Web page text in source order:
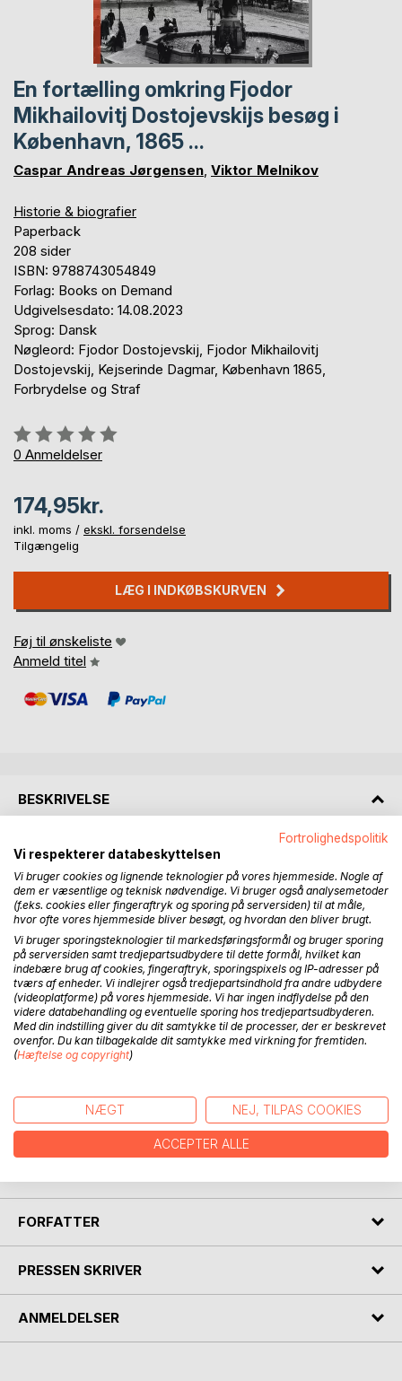
En fortælling omkring Fjodor
Mikhailovitj Dostojevskijs besøg i
København, 1865 ...
Caspar Andreas Jørgensen, Viktor Melnikov
Historie & biografier
Paperback
208 sider
ISBN: 9788743054849
Forlag: Books on Demand
Udgivelsesdato: 14.08.2023
Sprog: Dansk
Nøgleord: Fjodor Dostojevskij, Fjodor Mikhailovitj
Dostojevskij, Kejserinde Dagmar, København 1865,
Forbrydelse og Straf
Anmeldelse::
0%
0 Anmeldelser
174,95kr.
inkl. moms / ekskl. forsendelse
Tilgængelig
LÆG I INDKØBSKURVEN
Føj til ønskeliste
Anmeld titel
BESKRIVELSE
Forfatteren Fjodor Mikhailovitj Dostojevskij (1821 - 1818)
aflagde i oktober 1865 besøg hos vennen baron Aleksander
Jegorovitj Wrangel (1833 - 1915), der var ansat som 2.
legationssekretær ved Den kejserlige russiske legation i
København. Besøget her blev rammen om et vendepunkt i
Dostojevskijs liv. Han arbejdede på at færdiggøre et af vor
tids største litterære værker, "Forbrydelse og Straf". Ved
dårligt helbred, truet med gældsfængsel og forfulgt af
kreditorer var den næsten 44 årige Dostojevskij i
sommeren 1865 rejst til den tyske kurby Wiesbaden. Her
tabte han alt ved spillebordene. Pengeløs og ensom tog
han nu imod vennens invitation og rejste til København. I
tronfølger Nikolaj Aleksandrovitj (1843 - 1865) og den
danske prinsesse Dagmar (1847 - 1928). Men Nikolaj var
død i foråret 1865. Det blev nu Dostojevskijs ven, baron
Wrangels opgave, at færdiggøre den diplomatiske mission.
FORFATTER
PRESSEN SKRIVER
ANMELDELSER
Fortrolighedspolitik
Vi respekterer databeskyttelsen
Vi bruger cookies og lignende teknologier på vores hjemmeside. Nogle af
dem er væsentlige og teknisk nødvendige. Vi bruger også analysemetoder
(f.eks. cookies eller fingeraftryk og sporing på serversiden) til at måle,
hvor ofte vores hjemmeside bliver besøgt, og hvordan den bliver brugt.
Vi bruger sporingsteknologier til markedsføringsformål og bruger sporing
på serversiden samt tredjepartsudbydere til dette formål, hvilket kan
indebære brug af cookies, fingeraftryk, sporingspixels og IP-adresser på
tværs af enheder. Vi indlejrer også tredjepartsindhold fra andre udbydere
(videoplatforme) på vores hjemmeside. Vi har ingen indflydelse på den
videre databehandling og eventuelle sporing hos tredjepartsudbyderen.
Med din indstilling giver du dit samtykke til de processer, der er beskrevet
ovenfor. Du kan tilbagekalde dit samtykke med virkning for fremtiden.
(Hæftelse og copyright)
NÆGT NEJ, TILPAS COOKIES
ACCEPTER ALLE